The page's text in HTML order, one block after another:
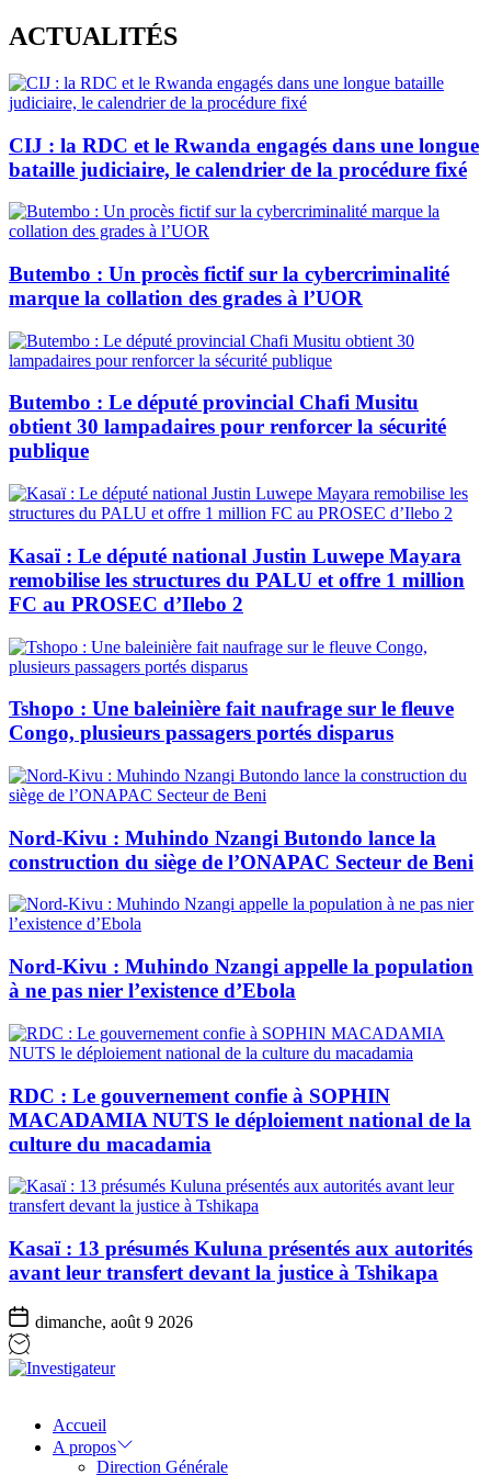
Skip
to
content
ACTUALITÉS
CIJ : la RDC et le Rwanda engagés dans une longue
bataille judiciaire, le calendrier de la procédure fixé
Butembo : Un procès fictif sur la cybercriminalité
marque la collation des grades à l’UOR
Butembo : Le député provincial Chafi Musitu
obtient 30 lampadaires pour renforcer la sécurité
publique
Kasaï : Le député national Justin Luwepe Mayara
remobilise les structures du PALU et offre 1 million
FC au PROSEC d’Ilebo 2
Tshopo : Une baleinière fait naufrage sur le fleuve
Congo, plusieurs passagers portés disparus
Nord-Kivu : Muhindo Nzangi Butondo lance la
construction du siège de l’ONAPAC Secteur de Beni
Nord-Kivu : Muhindo Nzangi appelle la population
à ne pas nier l’existence d’Ebola
RDC : Le gouvernement confie à SOPHIN
MACADAMIA NUTS le déploiement national de la
culture du macadamia
Kasaï : 13 présumés Kuluna présentés aux autorités
avant leur transfert devant la justice à Tshikapa
dimanche, août 9 2026
Accueil
A propos
Direction Générale